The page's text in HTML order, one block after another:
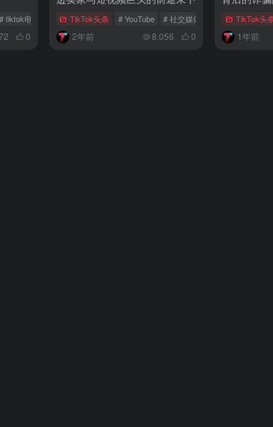
# tiktok电商 # 私域电商
0
TikTok头条 # YouTube # 社交媒体推广 # 短视频合作
2年前 8,056 0
TikTok头
1年前